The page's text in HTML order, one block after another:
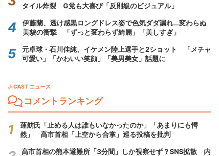
タイル炸裂 G党も大喜び「反則級のビジュアル」
伊藤蘭、透け感黒ロングドレス姿で色気ダダ漏れ...変わらぬ
美貌の衝撃 「ずっと変わらず綺麗」「美しすぎ」
元卓球・石川佳純、イケメン陸上選手と2ショット 「メチャ
可愛い」「かわいい笑顔」「美男美女」話題に
J-CAST ニュース
コメントランキング
蓮舫氏「止める人は誰もいなかったのか」「あまりにも愕
然」 高市首相「上空から合掌」巡る投稿を批判
高市首相の熊本避難所「3分間」しか視察せず？SNS拡散 内